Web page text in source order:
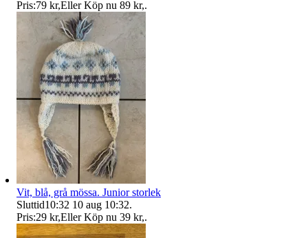
Pris:79 kr,Eller Köp nu 89 kr,.
Vit, blå, grå mössa. Junior storlek
Sluttid10:32 10 aug 10:32.
Pris:29 kr,Eller Köp nu 39 kr,.